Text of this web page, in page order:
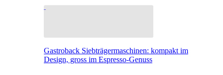
Gastroback Siebträgermaschinen: kompakt im
Design, gross im Espresso-Genuss